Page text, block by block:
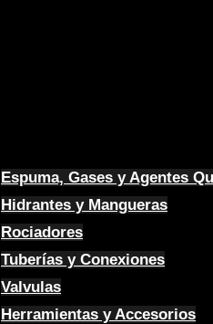
Espuma, Gases y Agentes
Hidrantes y Mangueras
Rociadores
Tuberías y Conexiones
Valvulas
Herramientas y Accesorios